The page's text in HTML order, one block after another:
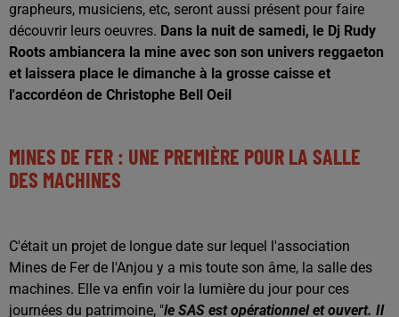
grapheurs, musiciens, etc, seront aussi présent pour faire
découvrir leurs oeuvres. Dans la nuit de samedi, le Dj Rudy
Roots ambiancera la mine avec son son univers reggaeton
et laissera place le dimanche à la grosse caisse et
l'accordéon de Christophe Bell Oeil
MINES DE FER : UNE PREMIÈRE POUR LA SALLE
DES MACHINES
C'était un projet de longue date sur lequel l'association
Mines de Fer de l'Anjou y a mis toute son âme, la salle des
machines. Elle va enfin voir la lumière du jour pour ces
journées du patrimoine, "le SAS est opérationnel et ouvert. Il